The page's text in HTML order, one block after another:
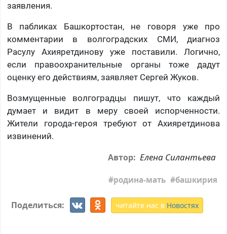
заявления.
В пабликах Башкортостан, не говоря уже про
комментарии в волгоградских СМИ, диагноз
Расулу Ахияретдинову уже поставили. Логично,
если правоохранительные органы тоже дадут
оценку его действиям, заявляет Сергей Жуков.
Возмущенные волгоградцы пишут, что каждый
думает и видит в меру своей испорченности.
Жители города-героя требуют от Ахияретдинова
извинений.
Автор: Елена Силантьева
родина-мать башкирия
Поделиться: читайте нас в Новостях